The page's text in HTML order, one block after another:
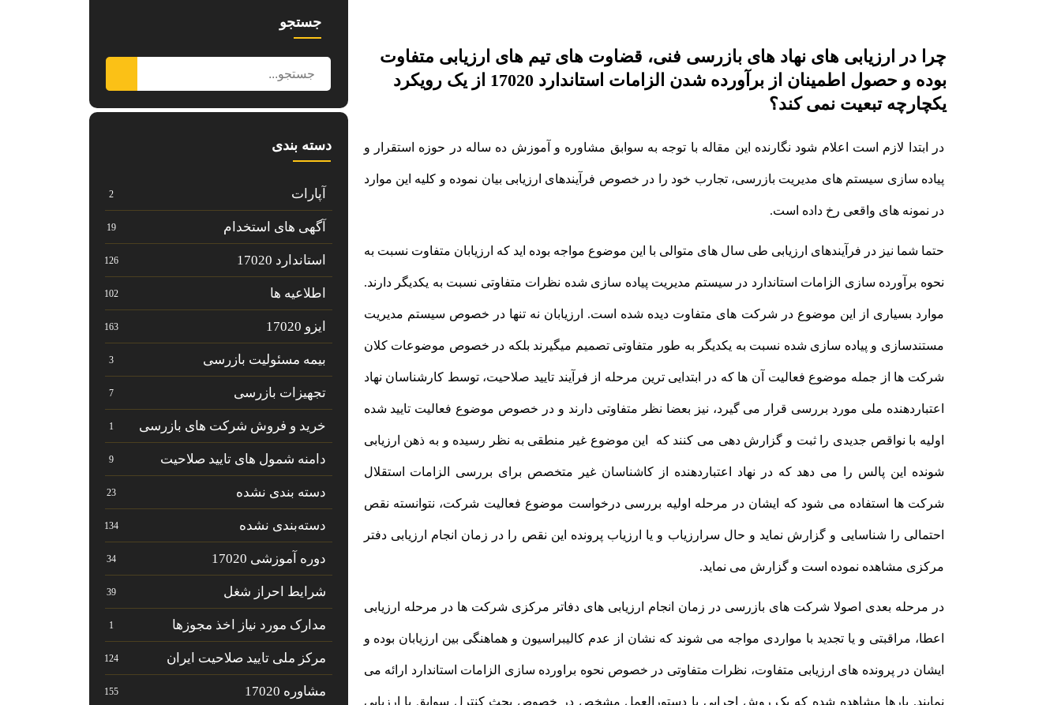
چرا در ارزیابی های نهاد های بازرسی فنی، قضاوت های تیم های ارزیابی متفاوت
بوده و حصول اطمینان از برآورده شدن الزامات استاندارد 17020 از یک رویکرد
یکچارچه تبعیت نمی کند؟
در ابتدا لازم است اعلام شود نگارنده این مقاله با توجه به سوابق مشاوره و آموزش ده ساله در حوزه استقرار و
پیاده سازی سیستم های مدیریت بازرسی، تجارب خود را در خصوص فرآیندهای ارزیابی بیان نموده و کلیه این موارد
در نمونه های واقعی رخ داده است.
حتما شما نیز در فرآیندهای ارزیابی طی سال های متوالی با این موضوع مواجه بوده اید که ارزیابان متفاوت نسبت به
نحوه برآورده سازی الزامات استاندارد در سیستم مدیریت پیاده سازی شده نظرات متفاوتی نسبت به یکدیگر دارند.
موارد بسیاری از این موضوع در شرکت های متفاوت دیده شده است. ارزیابان نه تنها در خصوص سیستم مدیریت
مستندسازی و پیاده سازی شده نسبت به یکدیگر به طور متفاوتی تصمیم میگیرند بلکه در خصوص موضوعات کلان
شرکت ها از جمله موضوع فعالیت آن ها که در ابتدایی ترین مرحله از فرآیند تایید صلاحیت، توسط کارشناسان نهاد
اعتباردهنده ملی مورد بررسی قرار می گیرد، نیز بعضا نظر متفاوتی دارند و در خصوص موضوع فعالیت تایید شده
اولیه با نواقص جدیدی را ثبت و گزارش دهی می کنند که این موضوع غیر منطقی به نظر رسیده و به ذهن ارزیابی
شونده این پالس را می دهد که در نهاد اعتباردهنده از کاشناسان غیر متخصص برای بررسی الزامات استقلال
شرکت ها استفاده می شود که ایشان در مرحله اولیه بررسی درخواست موضوع فعالیت شرکت، نتوانسته نقص
احتمالی را شناسایی و گزارش نماید و حال سرارزیاب و یا ارزیاب پرونده این نقص را در زمان انجام ارزیابی دفتر
مرکزی مشاهده نموده است و گزارش می نماید.
در مرحله بعدی اصولا شرکت های بازرسی در زمان انجام ارزیابی های دفاتر مرکزی شرکت ها در مرحله ارزیابی
اعطا، مراقبتی و یا تجدید با مواردی مواجه می شوند که نشان از عدم کالیبراسیون و هماهنگی بین ارزیابان بوده و
ایشان در پرونده های ارزیابی متفاوت، نظرات متفاوتی در خصوص نحوه براورده سازی الزامات استاندارد ارائه می
جستجو
دسته بندی
آپارات 2
آگهی های استخدام 19
استاندارد 17020 126
اطلاعیه ها 102
ایزو 17020 163
بیمه مسئولیت بازرسی 3
تجهیزات بازرسی 7
خرید و فروش شرکت های بازرسی 1
دامنه شمول های تایید صلاحیت 9
دسته بندی نشده 23
دسته‌بندی نشده 134
دوره آموزشی 17020 34
شرایط احراز شغل 39
مدارک مورد نیاز اخذ مجوزها 1
مرکز ملی تایید صلاحیت ایران 124
مشاوره 17020 155